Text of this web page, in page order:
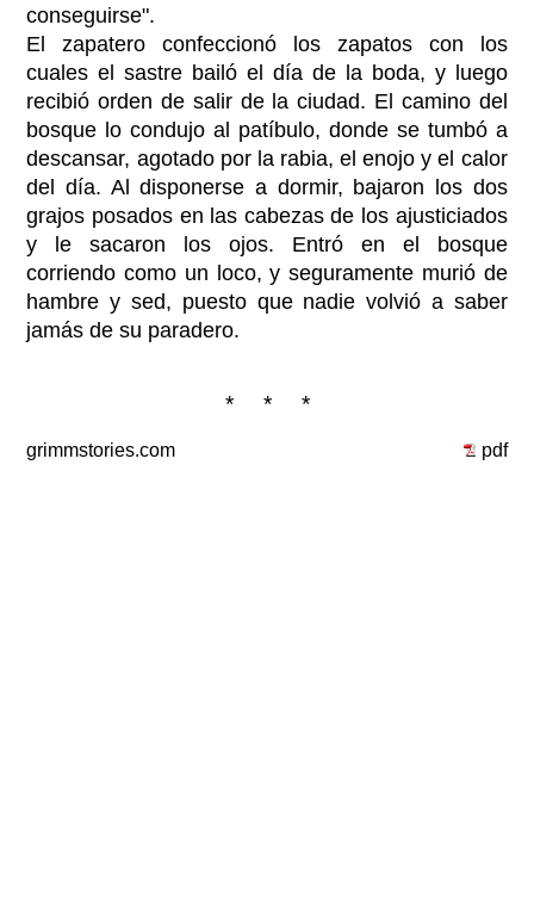
conseguirse".
El zapatero confeccionó los zapatos con los
cuales el sastre bailó el día de la boda, y luego
recibió orden de salir de la ciudad. El camino del
bosque lo condujo al patíbulo, donde se tumbó a
descansar, agotado por la rabia, el enojo y el calor
del día. Al disponerse a dormir, bajaron los dos
grajos posados en las cabezas de los ajusticiados
y le sacaron los ojos. Entró en el bosque
corriendo como un loco, y seguramente murió de
hambre y sed, puesto que nadie volvió a saber
jamás de su paradero.
* * *
grimmstories.com pdf